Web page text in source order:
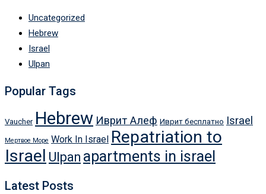
Uncategorized
Hebrew
Israel
Ulpan
Popular Tags
Vaucher Hebrew Иврит Алеф Иврит бесплатно Israel
Мертвое Море Work In Israel Repatriation to
Israel Ulpan apartments in israel
Latest Posts